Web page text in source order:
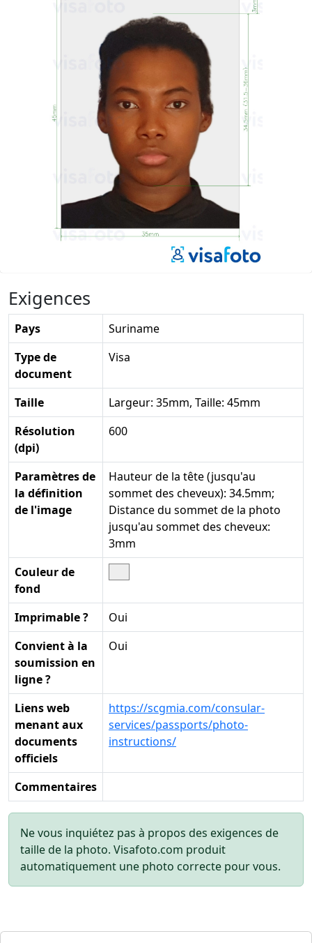
Exigences
Pays
Suriname
Type de
document
Visa
Taille
Largeur: 35mm, Taille: 45mm
Résolution
(dpi)
600
Paramètres de
la définition
de l'image
Hauteur de la tête (jusqu'au
sommet des cheveux): 34.5mm;
Distance du sommet de la photo
jusqu'au sommet des cheveux:
3mm
Couleur de
fond
Imprimable ?
Oui
Convient à la
soumission en
ligne ?
Oui
Liens web
menant aux
documents
officiels
https://scgmia.com/consular-
services/passports/photo-
instructions/
Commentaires
Ne vous inquiétez pas à propos des exigences de
taille de la photo. Visafoto.com produit
automatiquement une photo correcte pour vous.